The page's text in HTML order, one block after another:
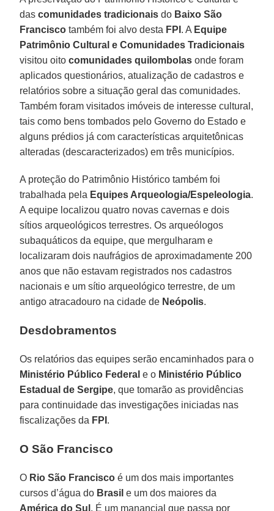
dascomunidades tradicionais do Baixo São
Francisco também foi alvo desta FPI . A Equipe
Patrimônio Cultural e Comunidades Tradicionais
visitou oitocomunidades quilombolas onde foram
aplicados questionários, atualização de cadastros e
relatórios sobre a situação geral das comunidades.
Também foram visitados imóveis de interesse cultural,
tais como bens tombados pelo Governo do Estado e
alguns prédios já com características arquitetônicas
alteradas (descaracterizados) em três municípios.
A proteção do Patrimônio Histórico também foi
trabalhada pela Equipes Arqueologia/Espeleologia.
A equipe localizou quatro novas cavernas e dois
sítios arqueológicos terrestres. Os arqueólogos
subaquáticos da equipe, que mergulharam e
localizaram dois naufrágios de aproximadamente 200
anos que não estavam registrados nos cadastros
nacionais e um sítio arqueológico terrestre, de um
antigo atracadouro na cidade de Neópolis.
Desdobramentos
Os relatórios das equipes serão encaminhados para o
Ministério Público Federal e o Ministério Público
Estadual de Sergipe, que tomarão as providências
para continuidade das investigações iniciadas nas
fiscalizações da FPI .
O São Francisco
O Rio São Francisco é um dos mais importantes
cursos d’água do Brasil e um dos maiores da
América do Sul . É um manancial que passa por